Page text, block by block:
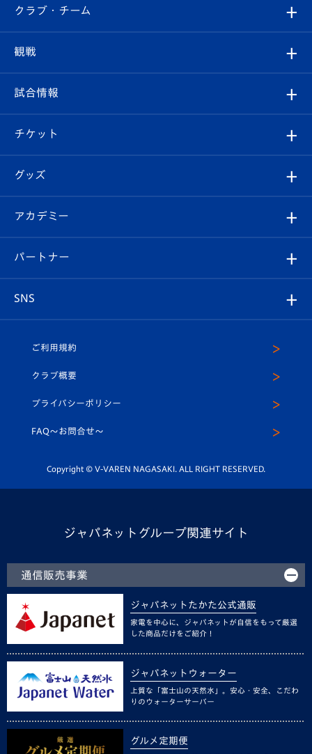
すべて
クラブ
試合情報
チケット
イベント
メディア
ホームタウン
クラブ・チーム
クラブ概要
エンブレム紹介
スタッフプロフィール
マスコット紹介
平和祈念活動
ホームタウン活動
観戦
観戦ルール
はじめての観戦ガイド
Revive Team
ヴィヴィくんの長崎おもてなしガイド
試合情報
試合日程/結果
フォトギャラリー
スタジアムグルメ
チケット
チケット
V-LOVERS（ファンクラブ）
プレイヤーズスイート
グッズ
オンラインショップ
店舗情報
アカデミー
育成からのお知らせ
U-18
スクール
パートナー
SNS
ヴィヴィくんインスタグラム
公式LINE＠
ご利用規約
クラブ概要
プライバシーポリシー
FAQ〜お問合せ〜
Copyright © V-VAREN NAGASAKI. ALL RIGHT RESERVED.
ジャパネットグループ関連サイト
通信販売事業
ジャパネットたかた公式通販
家電を中心に、ジャパネットが自信をもって厳選
した商品だけをご紹介！
ジャパネットウォーター
上質な「富士山の天然水」。安心・安全、こだわ
りのウォーターサーバー
グルメ定期便